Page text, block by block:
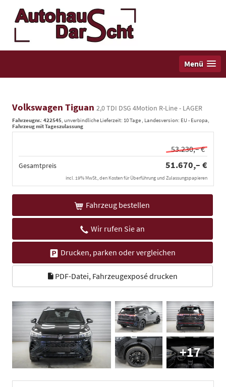
Menü
Volkswagen Tiguan 2,0 TDI DSG 4Motion R-Line - LAGER
Fahrzeugnr.: 422545 , unverbindliche Lieferzeit: 10 Tage , Landesversion: EU - Europa,
Fahrzeug mit Tageszulassung
53.230,– €
Gesamtpreis 51.670,– €
incl. 19% MwSt., den Kosten für Überführung und Zulassungspapieren
Fahrzeug bestellen
Wir rufen Sie an
Drucken, parken oder vergleichen
PDF-Datei, Fahrzeugexposé drucken
+17